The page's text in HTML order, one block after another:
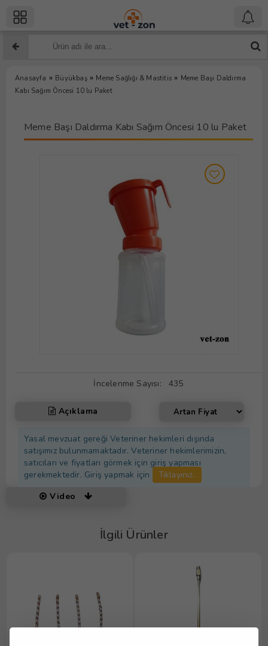
Anasayfa » Büyükbaş » Meme Sağlığı & Mastitis » Meme Başı Daldırma
Kabı Sağım Öncesi 10 lu Paket
Meme Başı Daldırma Kabı Sağım Öncesi 10 lu Paket
İncelenme Sayısı: 435
Açıklama
Yasal mevzuat gereği Veteriner hekimleri dışında
satışımız bulunmamaktadır. Veteriner hekimlerimizin,
satıcıları ve fiyatları görmek için giriş yapması
gerekmektedir. Giriş yapmak için
Tıklayınız.
Video
İlgili Ürünler